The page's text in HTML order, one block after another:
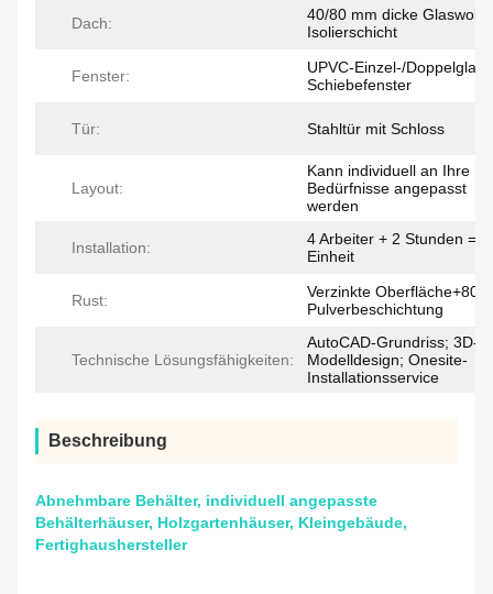
Dach:
40/80 mm dicke
Isolierschicht
Fenster:
UPVC-Einzel-/Doppelglas-
Schiebefenster
Tür: Stahltür mit Schloss
Layout:
Kann individuell an Ihre
Bedürfnisse angepasst
werden
Installation:
4 Arbeiter + 2 Stunden = 1
Einheit
Rust:
Verzinkte
Pulverbeschichtung
Technische Lösungsfähigkeiten:
AutoCAD-Grundriss; 3D-
Modelldesign; Onesite-
Installationsservice
Beschreibung
Abnehmbare Behälter, individuell angepasste
Behälterhäuser, Holzgartenhäuser, Kleingebäude,
Fertighaushersteller